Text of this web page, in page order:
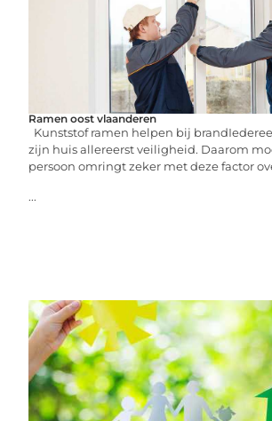
Ramen oost vlaanderen
Kunststof ramen helpen bij
zijn huis allereerst veiligheid. Daarom
persoon omringt zeker met deze factor
...